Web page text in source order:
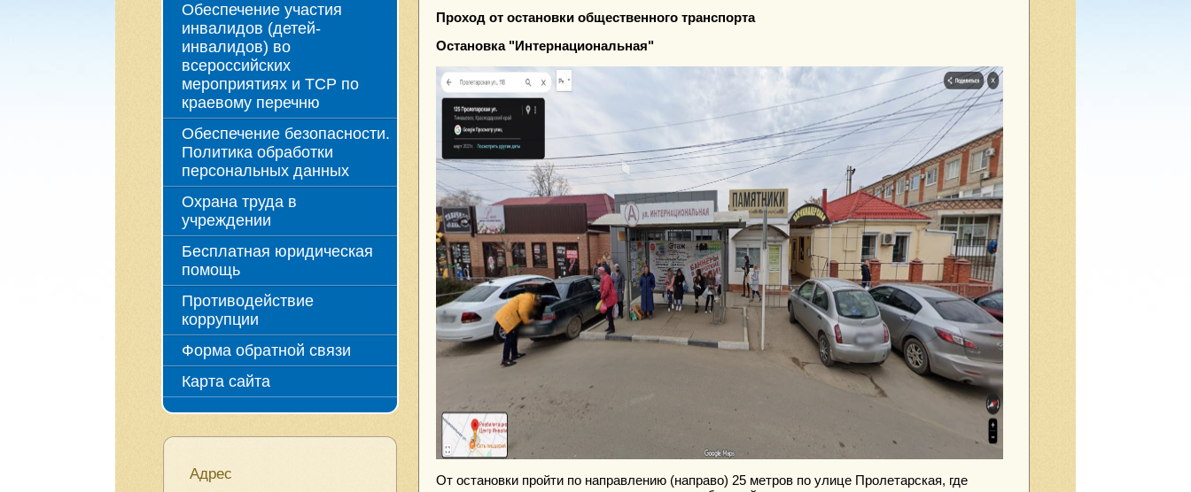
Обеспечение участия
инвалидов (детей-
инвалидов) во
всероссийских
мероприятиях и ТСР по
краевому перечню
Обеспечение безопасности.
Политика обработки
персональных данных
Охрана труда в
учреждении
Бесплатная юридическая
помощь
Противодействие
коррупции
Форма обратной связи
Карта сайта
Адрес
Проход от остановки общественного транспорта
Остановка "Интернациональная"
От остановки пройти по направлению (направо) 25 метров по улице Пролетарская, где